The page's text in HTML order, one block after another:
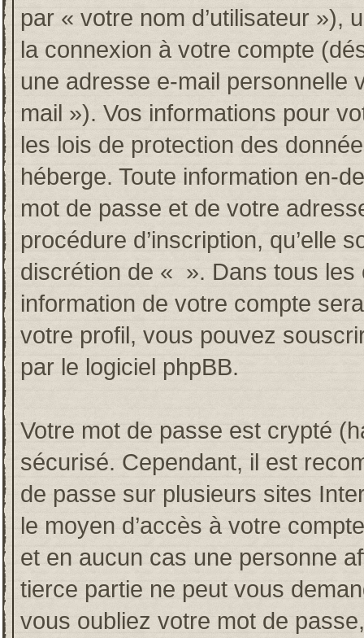
par « votre nom d’utilisateur »),
la connexion à votre compte
une adresse e-mail personnelle
mail »). Vos informations pour
les lois de protection des
héberge. Toute information en-
mot de passe et de votre
procédure d’inscription, qu’elle
discrétion de « ». Dans tous
information de votre compte
votre profil, vous pouvez
par le logiciel phpBB.
Votre mot de passe est crypté
sécurisé. Cependant, il est
de passe sur plusieurs sites
le moyen d’accès à votre
et en aucun cas une personne
tierce partie ne peut vous
vous oubliez votre mot de